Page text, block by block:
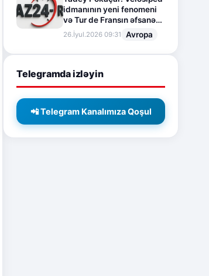
idmanının yeni fenomeni
və Tur de Fransın əfsanəvi
səhifəsi
26.İyul.2026 09:31 Avropa
Telegramda izləyin
📲 Telegram Kanalımıza Qoşul